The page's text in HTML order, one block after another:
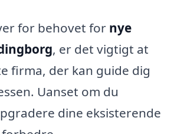
for behovet for nye
, er det vigtigt at
firma, der kan guide dig
Uanset om du
dine eksisterende